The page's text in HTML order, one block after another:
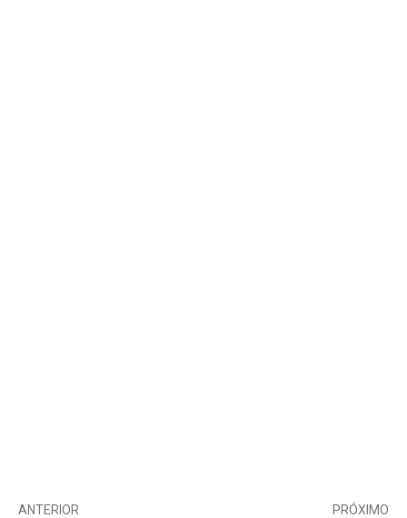
ANTERIOR PRÓXIMO